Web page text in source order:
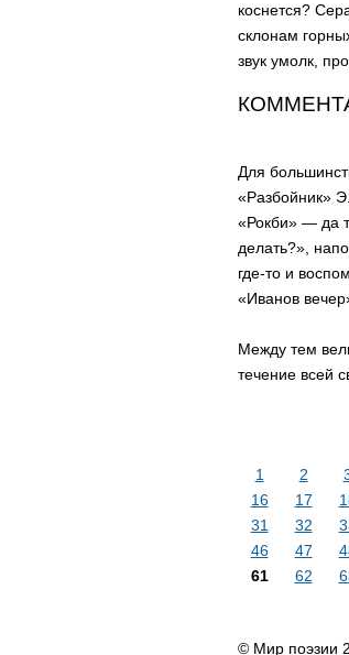
коснется?
склонам
звук умолк,
Для
«Разбойник»
«Рокби» — да
делать?»,
где-то и
«Иванов
Между тем
течение всей
1 2
16
17
31
32
46
47
61
62
© Мир поэзии